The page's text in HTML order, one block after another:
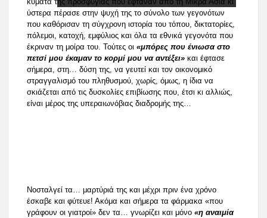
ύστερα πέρασε στην ψυχή της το σύνολο των γεγονότων
που καθόρισαν τη σύγχρονη ιστορία του τόπου, δικτατορίες,
πόλεμοι, κατοχή, εμφύλιος και όλα τα εθνικά γεγονότα που
έκριναν τη μοίρα του. Τούτες οι «μπόρες που ένιωσα στο
πετσί μου έκαμαν το κορμί μου να αντέξει» και έφτασε
σήμερα, στη… δύση της, να γευτεί και τον οικονομικό
στραγγαλισμό του πληθυσμού, χωρίς, όμως, η ίδια να
σκιάζεται από τις δυσκολίες επιβίωσης που, έτσι κι αλλιώς,
είναι μέρος της υπεραιωνόβιας διαδρομής της…
Νοσταλγεί τα… μαρτύριά της και μέχρι πριν ένα χρόνο
έσκαβε και φύτευε! Ακόμα και σήμερα τα φάρμακα «που
γράφουν οι γιατροί» δεν τα… γνωρίζει και μόνο «η αναιμία